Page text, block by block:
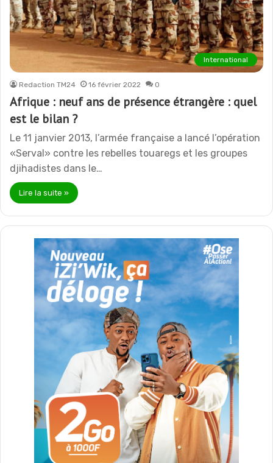
International
Redaction TM24 16 février 2022 0
Afrique : neuf ans de présence étrangère : quel
est le bilan ?
Le 11 janvier 2013, l’armée française a lancé l’opération
«Serval» contre les rebelles touaregs et les groupes
djihadistes dans le…
Lire la suite »